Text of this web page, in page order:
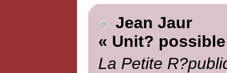
Jean Jaur
« Unit?
La Petite